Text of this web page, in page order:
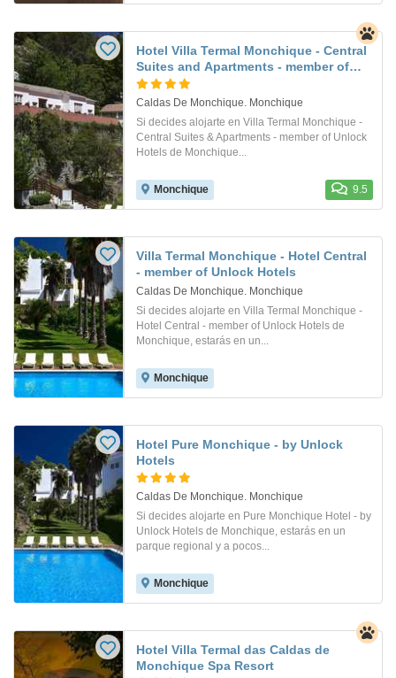
Hotel Villa Termal Monchique - Central
Suites and Apartments - member of
Unlock Hotels
Caldas De Monchique. Monchique
Si decides alojarte en Villa Termal Monchique -
Central Suites & Apartments - member of Unlock
Hotels de Monchique...
Monchique 9.5
Villa Termal Monchique - Hotel Central
- member of Unlock Hotels
Caldas De Monchique. Monchique
Si decides alojarte en Villa Termal Monchique -
Hotel Central - member of Unlock Hotels de
Monchique, estarás en un...
Monchique
Hotel Pure Monchique - by Unlock
Hotels
Caldas De Monchique. Monchique
Si decides alojarte en Pure Monchique Hotel - by
Unlock Hotels de Monchique, estarás en un
parque regional y a pocos...
Monchique
Hotel Villa Termal das Caldas de
Monchique Spa Resort